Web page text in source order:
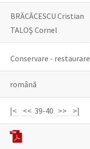
BRĂCĂCESCU Cristian
TALOŞ Cornel
Conservare - restaurare
română
|< << 39-40 >> >|